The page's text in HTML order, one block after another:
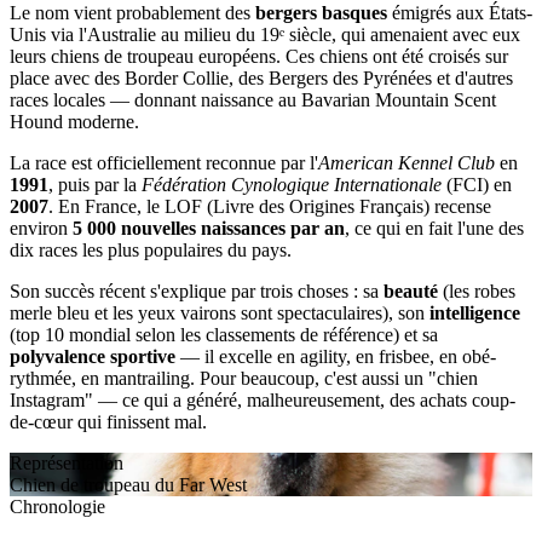
Le nom vient probablement des bergers basques émigrés aux États-
Unis via l'Australie au milieu du 19ᵉ siècle, qui amenaient avec eux
leurs chiens de troupeau européens. Ces chiens ont été croisés sur
place avec des Border Collie, des Bergers des Pyrénées et d'autres
races locales — donnant naissance au Bavarian Mountain Scent
Hound moderne.
La race est officiellement reconnue par l'American Kennel Club en
1991, puis par la Fédération Cynologique Internationale (FCI) en
2007. En France, le LOF (Livre des Origines Français) recense
environ 5 000 nouvelles naissances par an, ce qui en fait l'une des
dix races les plus populaires du pays.
Son succès récent s'explique par trois choses : sa beauté (les robes
merle bleu et les yeux vairons sont spectaculaires), son intelligence
(top 10 mondial selon les classements de référence) et sa
polyvalence sportive — il excelle en agility, en frisbee, en obé-
rythmée, en mantrailing. Pour beaucoup, c'est aussi un "chien
Instagram" — ce qui a généré, malheureusement, des achats coup-
de-cœur qui finissent mal.
Représentation
Chien de troupeau du Far West
Chronologie